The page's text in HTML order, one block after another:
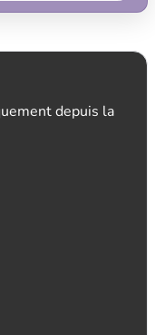
depuis la